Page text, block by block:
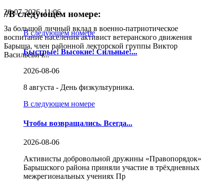
20-07-2026, 11:06
За большой личный вклад в военно-патриотическое
воспитание населения активист ветеранского движения
Барыша, член районной лекторской группы Виктор
Васильевич...
//В следующем номере:
В следующем номере
Быстрые! Высокие! Сильные!...
2026-08-06
8 августа - День физкультурника.
В следующем номере
Чтобы возвращались. Всегда...
2026-08-06
Активисты добровольной дружины «Правопорядок»
Барышского района приняли участие в трёхдневных
межрегиональных учениях Пр